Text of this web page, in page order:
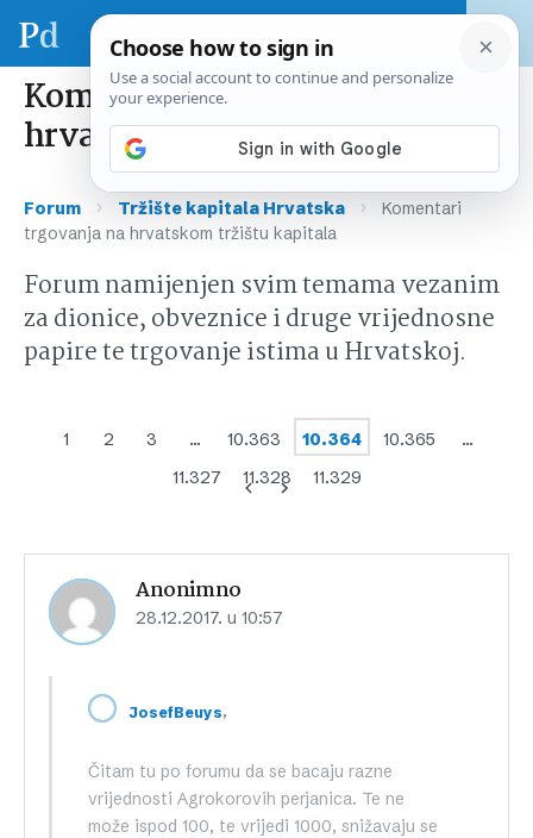
Komentari trgovanja na
hrvatskom tržištu kapitala
Forum › Tržište kapitala Hrvatska ›
Komentari
trgovanja na hrvatskom tržištu kapitala
Forum namijenjen svim temama vezanim
za dionice, obveznice i druge vrijednosne
papire te trgovanje istima u Hrvatskoj.
1 2 3 … 10.363 10.364 10.365
…
11.327
11.328 11.329
Anonimno
28.12.2017. u 10:57
JosefBeuys,
Čitam tu po forumu da se bacaju razne
vrijednosti Agrokorovih perjanica. Te ne
može ispod 100, te vrijedi 1000, snižavaju se